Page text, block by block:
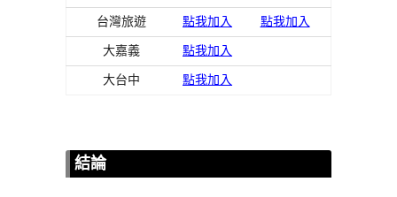
台灣旅遊 點我加入 點我加入
大嘉義 點我加入
大台中 點我加入
結論